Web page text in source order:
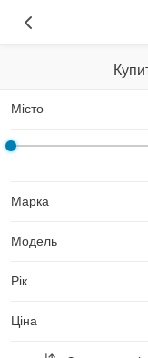
Місто
Марка
Модель
Рік
Ціна